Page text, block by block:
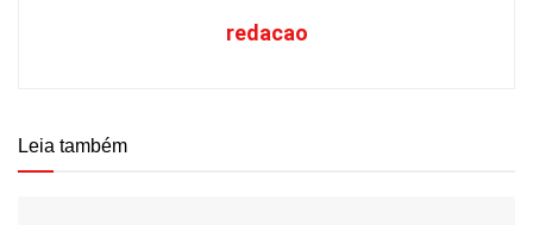
redacao
Leia também